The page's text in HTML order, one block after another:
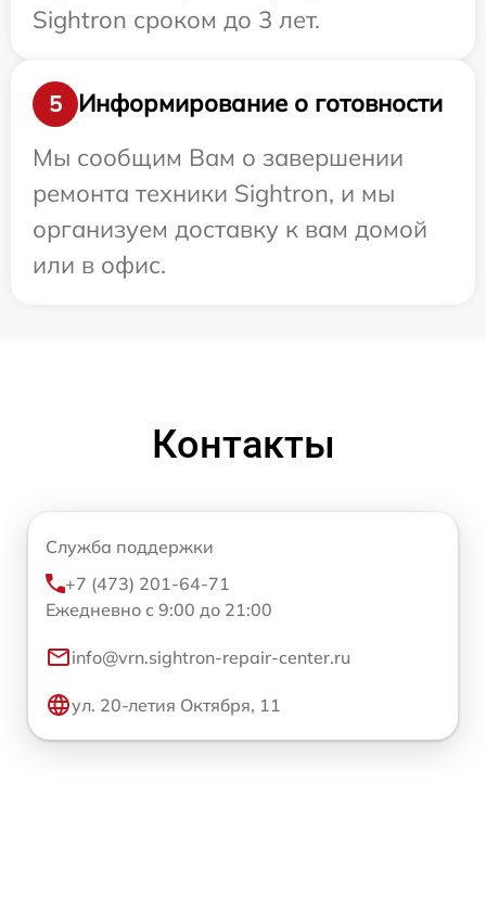
Sightron сроком до 3 лет.
5
Информирование о готовности
Мы сообщим Вам о завершении
ремонта техники Sightron, и мы
организуем доставку к вам домой
или в офис.
Контакты
Служба поддержки
+7 (473) 201-64-71
Ежедневно с 9:00 до 21:00
info@vrn.sightron-repair-center.ru
ул. 20-летия Октября, 11